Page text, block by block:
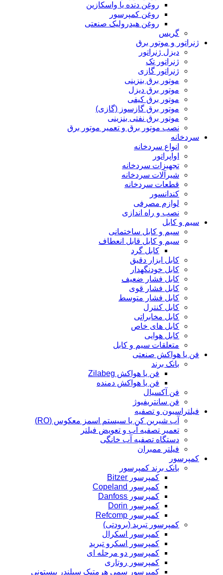
روغن دنده یا واسکازین
روغن کمپرسور
روغن هیدرولیک صنعتی
گریس
ژنراتور و موتور برق
دیزل ژنراتور
ژنراتور تک
ژنراتور گازی
موتور برق بنزینی
موتور برق دیزل
موتور برق کیفی
موتور برق گازسوز (گازی)
موتور برق نفتی بنزینی
نصب موتور برق و تعمیر موتور برق
سردخانه
انواع سردخانه
اواپراتور
تجهیزات سردخانه
شیرآلات سردخانه
قطعات سردخانه
کندانسور
لوازم مصرفی
نصب و راه اندازی
سیم و کابل
سیم و کابل ساختمانی
سیم و کابل قابل انعطاف
کابل گرد
کابل ابزار دقیق
کابل خودنگهدار
کابل فشار ضعیف
کابل فشار قوی
کابل فشار متوسط
کابل کنترل
کابل مخابراتی
کابل های خاص
کابل هوایی
متعلقات سیم و کابل
فن یا هواکش صنعتی
بانک برند
فن یا هواکش Zilabeg
فن یا هواکش دمنده
فن آکسیال
فن سانتریفیوژ
فیلتراسیون و تصفیه
آب شیرین کن یا سیستم اسمز معکوس (RO)
تعمیر تصفیه آب و تعویض فیلتر
دستگاه تصفیه آب خانگی
فیلتر ممبران
کمپرسور
بانک برند کمپرسور
کمپرسور Bitzer
کمپرسور Copeland
کمپرسور Danfoss
کمپرسور Dorin
کمپرسور Refcomp
کمپرسور تبرید (برودتی)
کمپرسور اسکرال
کمپرسور اسکرو تبرید
کمپرسور دو مرحله ای
کمپرسور روتاری
کمپرسور سمی هرمتیک سیلندر پیستونی